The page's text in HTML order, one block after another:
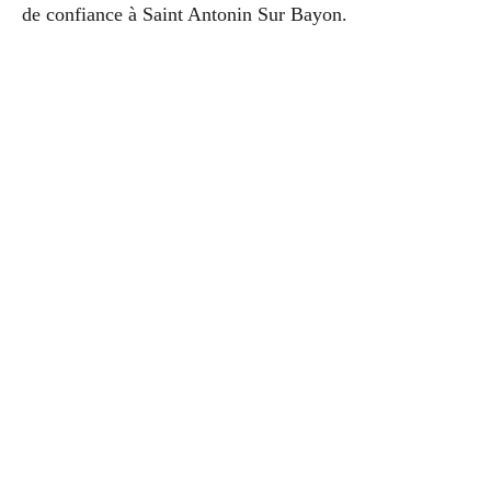
de confiance à Saint Antonin Sur Bayon.